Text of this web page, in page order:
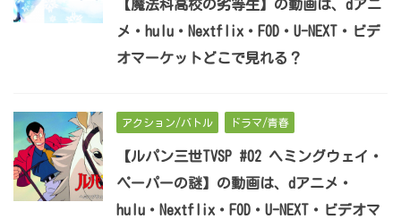
【魔法科高校の劣等生】の動画は、dアニ
メ・hulu・Nextflix・FOD・U-NEXT・ビデ
オマーケットどこで見れる？
アクション/バトル ドラマ/青春
【ルパン三世TVSP #02 ヘミングウェイ・
ペーパーの謎】の動画は、dアニメ・
hulu・Nextflix・FOD・U-NEXT・ビデオマ